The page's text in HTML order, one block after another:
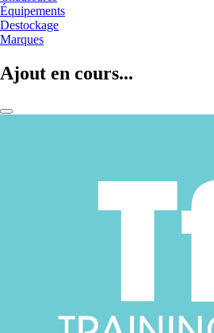
Équipements
Destockage
Marques
Ajout en cours...